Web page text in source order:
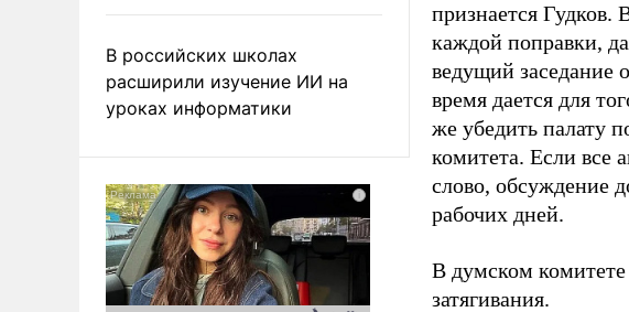
В российских школах
расширили изучение ИИ на
уроках информатики
признается Гудков.
каждой поправки,
ведущий заседание
время дается для
же убедить палату
комитета. Если все
слово, обсуждение
рабочих дней.
В думском
затягивания.